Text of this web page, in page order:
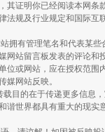
暑三秋近
证明你已经阅读本网
规及行业规定和国际互
拥有管理笔名和代表某
站留言板发表的评论
或网站，应在授权范围
媒网站反映。
目的在于传递更多信息
世界都具有重大的现